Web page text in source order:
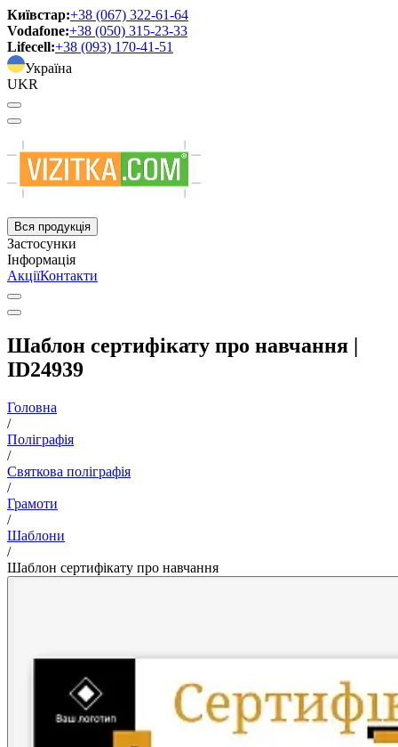
Київстар:+38 (067) 322-61-64
Vodafone:+38 (050) 315-23-33
Lifecell:+38 (093) 170-41-51
Україна
UKR
Вся продукція
Застосунки
Інформація
АкціїКонтакти
Шаблон сертифікату про навчання |
ID24939
Головна
/
Поліграфія
/
Святкова поліграфія
/
Грамоти
/
Шаблони
/
Шаблон сертифікату про навчання